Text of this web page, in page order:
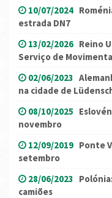
10/07/2024
estrada DN7
13/02/2026 Reino
Serviço de
02/06/2023
na cidade de
08/10/2025
novembro
12/09/2019 Ponte
setembro
28/06/2023
camiões